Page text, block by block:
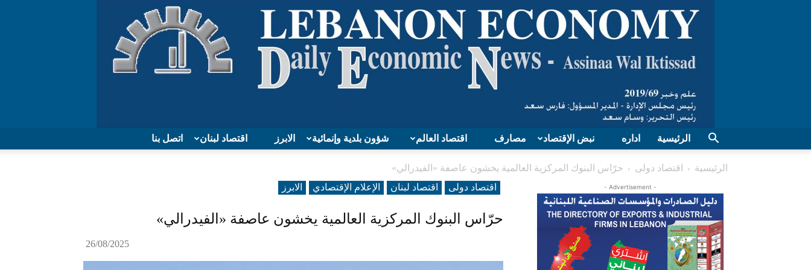
Lebanon
اتصل بنا اقتصاد لبنان الابرز شؤون بلدية وإنمائية اقتصاد العالم مصارف نبض الإقتصاد اداره الرئيسية
الرئيسية اقتصاد دولی
حرّاس البنوك المركزية العالمية يخشون عاصفة «الفيدرالي»
اقتصاد دولی
اقتصاد لبنان الإعلام الإقتصادي الابرز
حرّاس البنوك المركزية العالمية يخشون عاصفة «الفيدرالي»
26/08/2025
- Advertisement -